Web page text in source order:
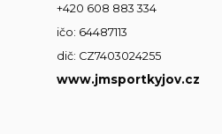
+420 608 883 334
ičo: 64487113
dič: CZ7403024255
www.jmsportkyjov.cz